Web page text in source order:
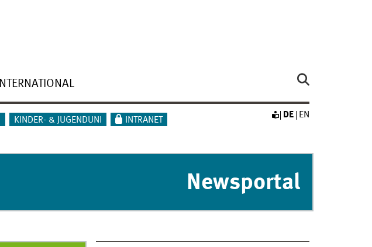
INTERNATIONAL
KINDER- & JUGENDUNI INTRANET
DE EN
Newsportal